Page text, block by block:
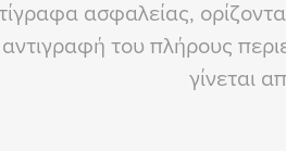
ασφαλείας,
του πλήρους
γίνεται